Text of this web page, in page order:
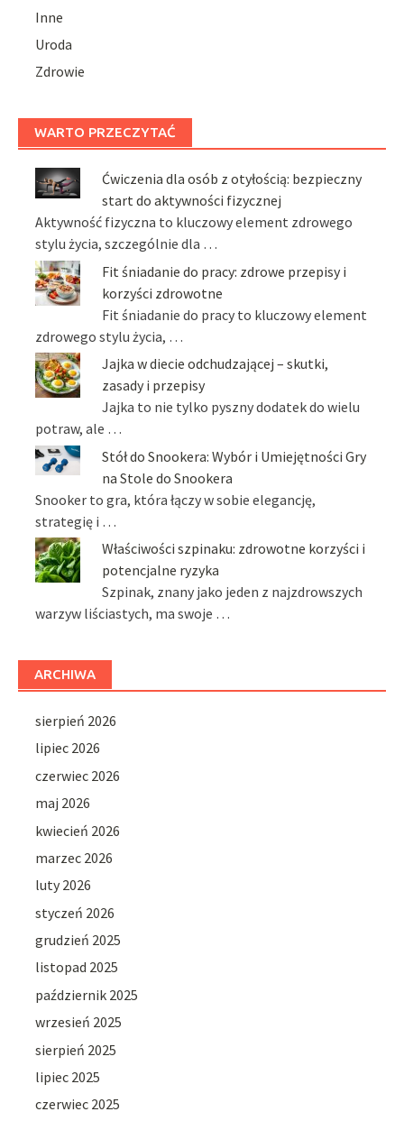
Inne
Uroda
Zdrowie
WARTO PRZECZYTAĆ
Ćwiczenia dla osób z otyłością: bezpieczny
start do aktywności fizycznej
Aktywność fizyczna to kluczowy element zdrowego
stylu życia, szczególnie dla …
Fit śniadanie do pracy: zdrowe przepisy i
korzyści zdrowotne
Fit śniadanie do pracy to kluczowy element
zdrowego stylu życia, …
Jajka w diecie odchudzającej – skutki,
zasady i przepisy
Jajka to nie tylko pyszny dodatek do wielu
potraw, ale …
Stół do Snookera: Wybór i Umiejętności Gry
na Stole do Snookera
Snooker to gra, która łączy w sobie elegancję,
strategię i …
Właściwości szpinaku: zdrowotne korzyści i
potencjalne ryzyka
Szpinak, znany jako jeden z najzdrowszych
warzyw liściastych, ma swoje …
ARCHIWA
sierpień 2026
lipiec 2026
czerwiec 2026
maj 2026
kwiecień 2026
marzec 2026
luty 2026
styczeń 2026
grudzień 2025
listopad 2025
październik 2025
wrzesień 2025
sierpień 2025
lipiec 2025
czerwiec 2025